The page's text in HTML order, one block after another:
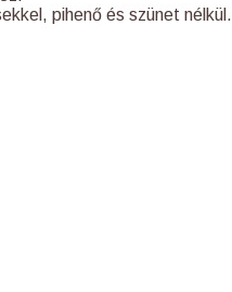
pihenő és szünet nélkül.